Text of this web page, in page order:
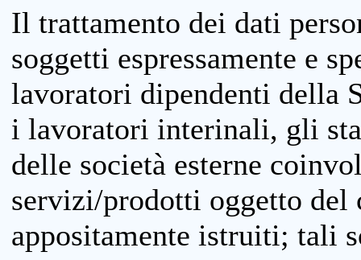
Il trattamento dei dati
soggetti espressamente e
lavoratori dipendenti della
i lavoratori interinali, gli
delle società esterne
servizi/prodotti oggetto
appositamente istruiti; tali